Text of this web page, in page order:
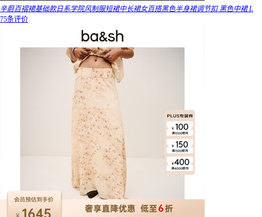
辛蔚百褶裙基础款日系学院风制服短裙中长裙女百搭黑色半身裙调节扣 黑色中裙 L
75条评价